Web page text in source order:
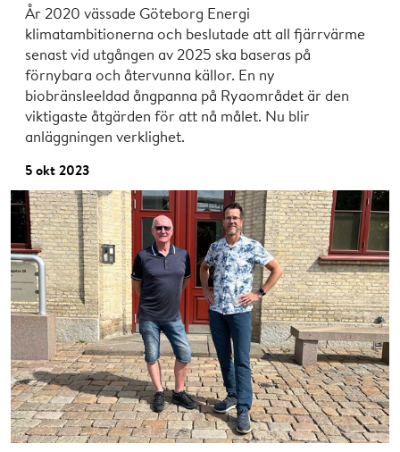
År 2020 vässade Göteborg Energi
klimatambitionerna och beslutade att all fjärrvärme
senast vid utgången av 2025 ska baseras på
förnybara och återvunna källor. En ny
biobränsleeldad ångpanna på Ryaområdet är den
viktigaste åtgärden för att nå målet. Nu blir
anläggningen verklighet.
5 okt 2023